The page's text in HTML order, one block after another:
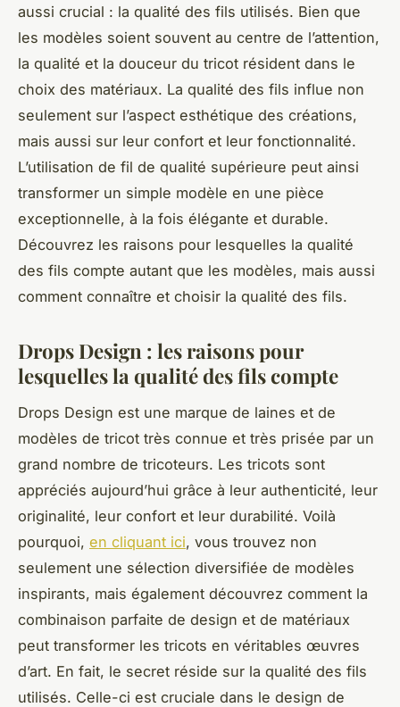
aussi crucial : la qualité des fils utilisés. Bien que
les modèles soient souvent au centre de l’attention,
la qualité et la douceur du tricot résident dans le
choix des matériaux. La qualité des fils influe non
seulement sur l’aspect esthétique des créations,
mais aussi sur leur confort et leur fonctionnalité.
L’utilisation de fil de qualité supérieure peut ainsi
transformer un simple modèle en une pièce
exceptionnelle, à la fois élégante et durable.
Découvrez les raisons pour lesquelles la qualité
des fils compte autant que les modèles, mais aussi
comment connaître et choisir la qualité des fils.
Drops Design : les raisons pour
lesquelles la qualité des fils compte
Drops Design est une marque de laines et de
modèles de tricot très connue et très prisée par un
grand nombre de tricoteurs. Les tricots sont
appréciés aujourd’hui grâce à leur authenticité, leur
originalité, leur confort et leur durabilité. Voilà
pourquoi, en cliquant ici, vous trouvez non
seulement une sélection diversifiée de modèles
inspirants, mais également découvrez comment la
combinaison parfaite de design et de matériaux
peut transformer les tricots en véritables œuvres
d’art. En fait, le secret réside sur la qualité des fils
utilisés. Celle-ci est cruciale dans le design de